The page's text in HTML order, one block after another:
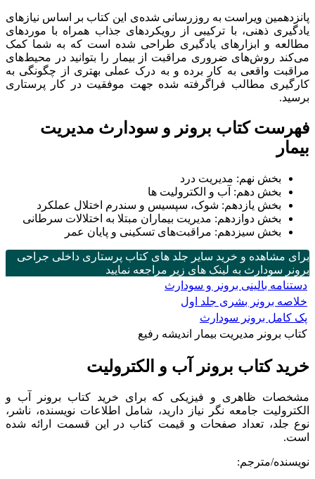
پانزدهمین ویراست به روزرسانی شده‌ی این کتاب بر اساس نیازهای
یادگیری ذهنی، با ترکیبی از رویکردهای جذاب همراه با موردهای
مطالعه و ابزارهای یادگیری طراحی شده است که به شما کمک
می‌کند روش‌های ضروری مراقبت از بیمار را بتوانید در محیط‌های
مراقبت واقعی به کار برده و به درک عملی بهتری از چگونگی به
کارگیری مطالب فراگرفته شده جهت موفقیت در کار پرستاری
برسید.
فهرست کتاب برونر و سودارث مدیریت
بیمار
بخش نهم: مدیریت درد
بخش دهم: آب و الکترولیت ها
بخش یازدهم: ﺷﻮک، ﺳﭙﺴﯿﺲ و ﺳﻨﺪرم اﺧﺘﻼل ﻋﻤﻠﮑﺮد
بخش دوازدهم: ﻣﺪﯾﺮﯾﺖ ﺑﯿﻤﺎران ﻣﺒﺘﻼ ﺑﻪ اﺧﺘﻼﻻت ﺳﺮﻃﺎﻧﯽ
بخش سیزدهم: ﻣﺮاﻗﺒﺖ‌ﻫﺎی ﺗﺴﮑﯿﻨﯽ و ﭘﺎﯾﺎن ﻋﻤﺮ
برای مشاهده و خرید سایر جلد های کتاب پرستاری داخلی جراحی
برونر سودارث به لینک های زیر مراجعه نمایید
دستنامه بالینی برونر و سودارث
خلاصه برونر بشری جلد اول
پک کامل برونر سودارث
کتاب برونر مدیریت بیمار اندیشه رفیع
خرید کتاب برونر آب و الکترولیت
مشخصات ظاهری و فیزیکی که برای خرید کتاب برونر آب و
الکترولیت جامعه نگر نیاز دارید، شامل اطلاعات نویسنده، ناشر،
نوع جلد، تعداد صفحات و قیمت کتاب در این قسمت ارائه شده
است.
نویسنده/مترجم: